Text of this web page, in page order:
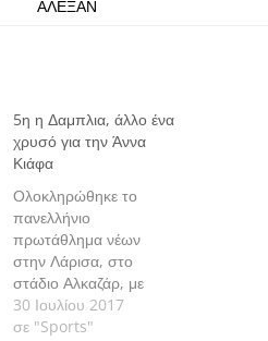
ΑΛΕΞΑΝ
5η η Δαμπλια, άλλο ένα
χρυσό για την Άννα
Κιάφα
Ολοκληρώθηκε το
πανελλήνιο
πρωτάθλημα νέων
στην Λάρισα, στο
στάδιο Αλκαζάρ, με
πολλές σημαντικές
επιδόσεις από τους
30 Ιουλίου 2017
σε "Sports"